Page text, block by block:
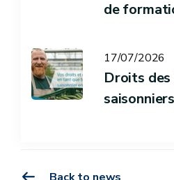
de
17/07/2026
Droits